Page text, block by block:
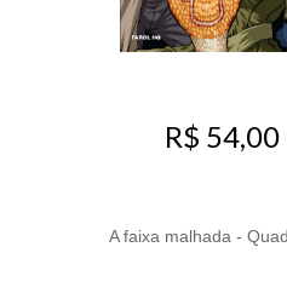
R$ 54,00
A faixa malhada -